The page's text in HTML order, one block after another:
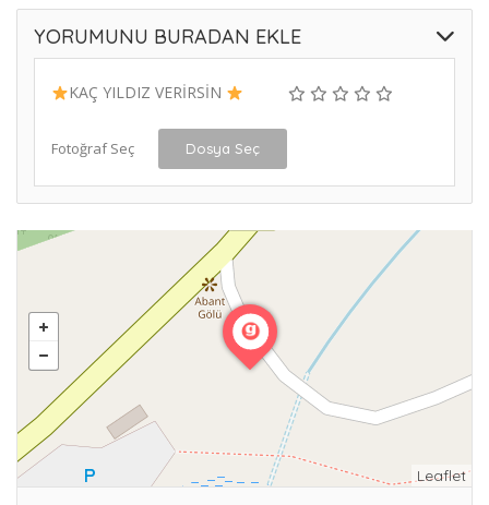
YORUMUNU BURADAN EKLE
KAÇ YILDIZ VERİRSİN
Fotoğraf Seç Dosya Seç
Leaflet